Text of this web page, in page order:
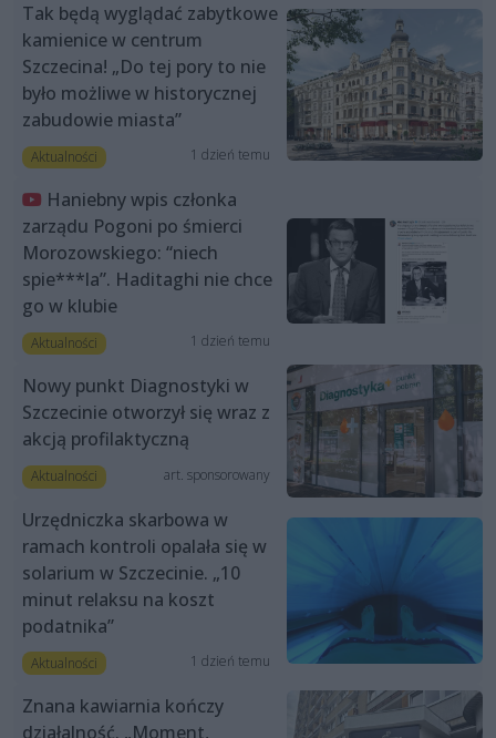
Tak będą wyglądać zabytkowe
kamienice w centrum
Szczecina! „Do tej pory to nie
było możliwe w historycznej
zabudowie miasta”
Aktualności 1 dzień temu
Haniebny wpis członka
zarządu Pogoni po śmierci
Morozowskiego: “niech
spie***la”. Haditaghi nie chce
go w klubie
Aktualności 1 dzień temu
Nowy punkt Diagnostyki w
Szczecinie otworzył się wraz z
akcją profilaktyczną
Aktualności art. sponsorowany
Urzędniczka skarbowa w
ramach kontroli opalała się w
solarium w Szczecinie. „10
minut relaksu na koszt
podatnika”
Aktualności 1 dzień temu
Znana kawiarnia kończy
działalność. „Moment,